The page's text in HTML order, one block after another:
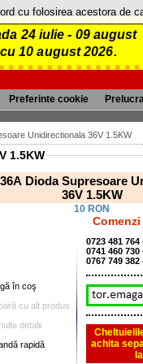
24 iulie - 09 august
10 august 2026.
Preferinte cookie
Unidirectionala 36V 1.5KW
1.5KW
Dioda Supresoare
36V 1.5KW
10 RON
în coş
cu alt produs
detalii
rapidă
0723 481
0741 460
0767 749
achita
cu folosirea acestora de